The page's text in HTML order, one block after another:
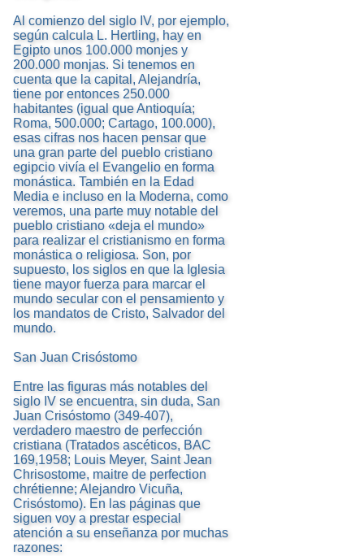
Al comienzo del siglo IV, por ejemplo,
según calcula L. Hertling, hay en
Egipto unos 100.000 monjes y
200.000 monjas. Si tenemos en
cuenta que la capital, Alejandría,
tiene por entonces 250.000
habitantes (igual que Antioquía;
Roma, 500.000; Cartago, 100.000),
esas cifras nos hacen pensar que
una gran parte del pueblo cristiano
egipcio vivía el Evangelio en forma
monástica. También en la Edad
Media e incluso en la Moderna, como
veremos, una parte muy notable del
pueblo cristiano «deja el mundo»
para realizar el cristianismo en forma
monástica o religiosa. Son, por
supuesto, los siglos en que la Iglesia
tiene mayor fuerza para marcar el
mundo secular con el pensamiento y
los mandatos de Cristo, Salvador del
mundo.
San Juan Crisóstomo
Entre las figuras más notables del
siglo IV se encuentra, sin duda, San
Juan Crisóstomo (349-407),
verdadero maestro de perfección
cristiana (Tratados ascéticos, BAC
169,1958; Louis Meyer, Saint Jean
Chrisostome, maitre de perfection
chrétienne; Alejandro Vicuña,
Crisóstomo). En las páginas que
siguen voy a prestar especial
atención a su enseñanza por muchas
razones: